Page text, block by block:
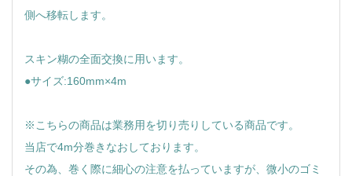
側へ移転します。
スキン糊の全面交換に用います。
●サイズ:160mm×4m
※こちらの商品は業務用を切り売りしている商品です。
当店で4m分巻きなおしております。
その為、巻く際に細心の注意を払っていますが、微小のゴミ